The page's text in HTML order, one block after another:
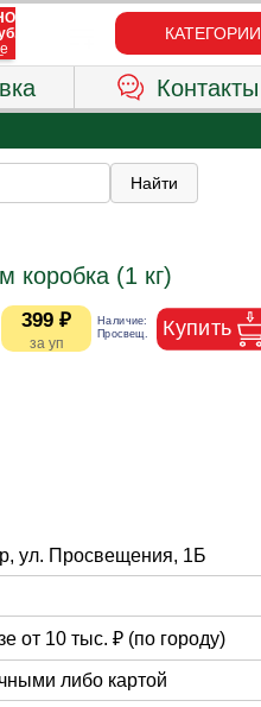
КАТЕГОРИИ
Контакты
коробка (1 кг)
399 ₽
ул. Просвещения, 1Б
от 10 тыс. ₽ (по городу)
либо картой